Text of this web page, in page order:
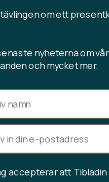
2024 Tibladin – Alla rättigheter
om ett
nyheterna om
och mycket mer.
accepterar att Tibladin